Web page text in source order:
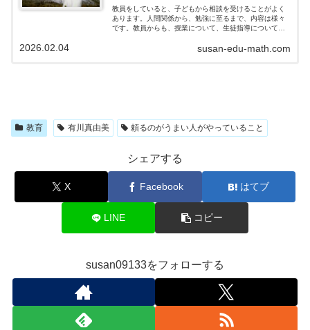
教員をしていると、子どもから相談を受けることがよく
あります。人間関係から、勉強に至るまで、内容は様々
です。教員からも、授業について、生徒指導について相
アドバイスが欲しいというので私なりに懸命...
susan-edu-math.com
2026.02.04
教育 有川真由美 頼るのがうまい人がやっていること
シェアする
X Facebook はてブ
LINE コピー
susan09133をフォローする